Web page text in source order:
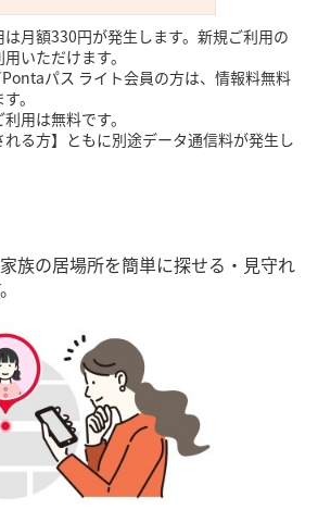
は月額330円が発生します。新規ご利用の
いただけます。
パス ライト会員の方は、情報料無料
。
用は無料です。
れる方】ともに別途データ通信料が発生し
族の居場所を簡単に探せる・見守れ